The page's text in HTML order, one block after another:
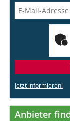
Jetzt informieren!
Anbieter